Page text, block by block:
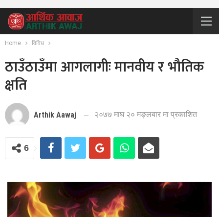
Home विविध
ठाउँठाउँमा आगलागीः मानवीय र भौतिक
क्षति
Arthik Aawaj २०७७ माघ २० मङ्लबार मा प्रकाशित
6